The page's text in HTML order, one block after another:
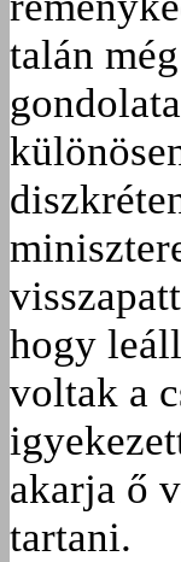
talán
hogy
voltak a
akarja ő
tartani.